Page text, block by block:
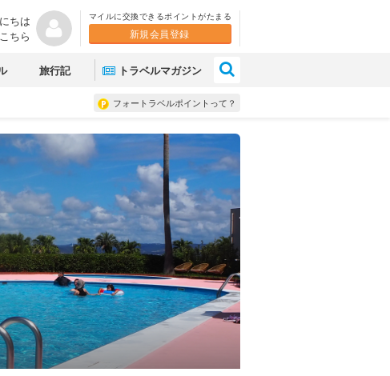
ちは
ちら
マイルに交換できるポイントがたまる
新規会員登録
旅行記 トラベルマガジン
フォートラベルポイントって？